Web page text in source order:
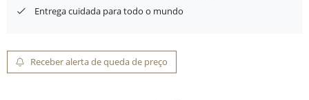
Entrega cuidada para todo o mundo
Receber alerta de queda de preço